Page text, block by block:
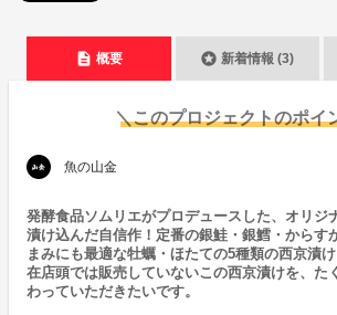
description 概要 stars 新着情報 (3)
＼このプロジェクトのポイ
魚の山金
発酵食品ソムリエがプロデュースした、オリジ
漬け込んだ自信作！定番の銀鮭・銀鱈・からす
まみにも最適な牡蠣・ほたての5種類の西京漬
在店頭では販売していないこの西京漬けを、た
わっていただきたいです。